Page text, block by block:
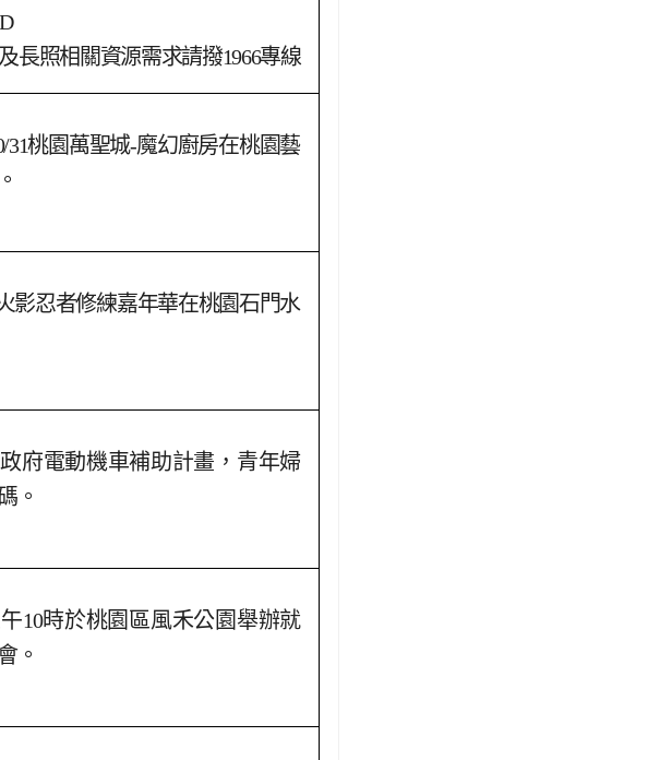
長照相關資源需求請撥1966專線
31桃園萬聖城-魔幻廚房在桃園藝
影忍者修練嘉年華在桃園石門水
府電動機車補助計畫，青年婦
。
午10時於桃園區風禾公園舉辦就
。